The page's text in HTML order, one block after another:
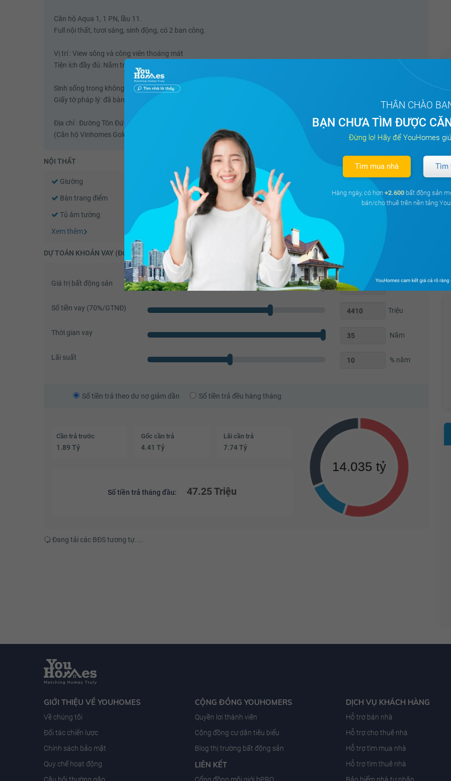
Căn hộ Aqua 1, 1 PN, lầu 11.
Full nội thất, tươi sáng, sinh động, có 2 ban công.
Vị trí : View sông và công viên thoáng mát
Tiện ích đầy đủ: Nằm trên Quận 1 nên thuận tiện đi sang các quận trung tâm.
Sinh sống trong không gian hiện đại, tiện nghi.
Giấy tờ pháp lý: đã bàn giao (sở hữu vĩnh viễn).
Địa chỉ : Đường Tôn Đức Thắng, Phường Bến Nghé, Quận 1, Tp Hồ Chí Minh.
(Căn hộ Vinhomes Golden River - Mua căn hộ chung cư)
NỘI THẤT
Giường Tủ đầu giường Cửa sổ Tủ quần áo
Bàn trang điểm Bàn làm việc Bàn học Đèn ngủ
Tủ âm tường Bếp gas âm Bếp gas dương
Xem thêm
DỰ TOÁN KHOẢN VAY (Đơn vị: VNĐ)
Giá trị bất động sản Triệu
Số tiền vay (70%/GTNĐ) Triệu
Thời gian vay Năm
Lãi suất % năm
Số tiền trả theo dư nợ giảm dần Số tiền trả đều hàng tháng
Cần trả trước
1.89 Tỷ
Gốc cần trả
4.41 Tỷ
Lãi cần trả
7.74 Tỷ
Số tiền trả tháng đầu: 47.25 Triệu
Đang tải các BĐS tương tự....
GIỚI THIỆU VỀ YOUHOMES
Về chúng tôi
Đối tác chiến lược
Chính sách bảo mật
Quy chế hoạt động
CỘNG ĐỒNG YOUHOMERS
Quyền lợi thành viên
Cộng đồng cư dân tiêu biểu
Blog thị trường bất động sản
LIÊN KẾT
DỊCH VỤ KHÁCH HÀNG
Hỗ trợ bán nhà
Hỗ trợ cho thuê nhà
Hỗ trợ tìm mua nhà
Hỗ trợ tìm thuê nhà
THÂN CHÀO
BẠN CHƯA TÌM ĐƯỢC
Đừng lo! Hãy để YouHomes
Tìm mua nhà Tìm
Hàng ngày, có hơn +2.600 bất động sản
bán/cho thuê trên nền tảng